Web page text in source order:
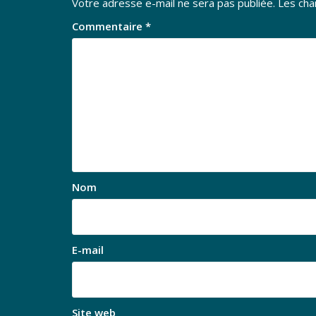
Votre adresse e-mail ne sera pas publiée. Les
Commentaire *
Nom
E-mail
Site web